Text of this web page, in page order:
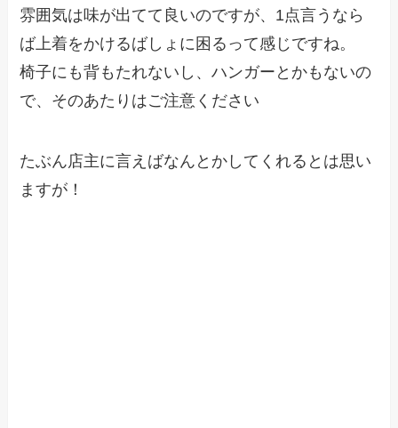
雰囲気は味が出てて良いのですが、1点言うなら
ば上着をかけるばしょに困るって感じですね。
椅子にも背もたれないし、ハンガーとかもないの
で、そのあたりはご注意ください
たぶん店主に言えばなんとかしてくれるとは思い
ますが！